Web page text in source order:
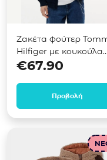
Ζακέτα φούτερ
Hilfiger με κουκούλα
Μπλε KB0KB10553
€67.90
Προβολή